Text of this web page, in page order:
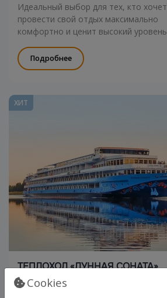
Идеальный выбор для тех, кто хочет
провести свой отдых максимально
комфортно и ценит высокий уровень
Подробнее
ХИТ
ТЕПЛОХОД «ЛУННАЯ СОНАТА»
Cookies